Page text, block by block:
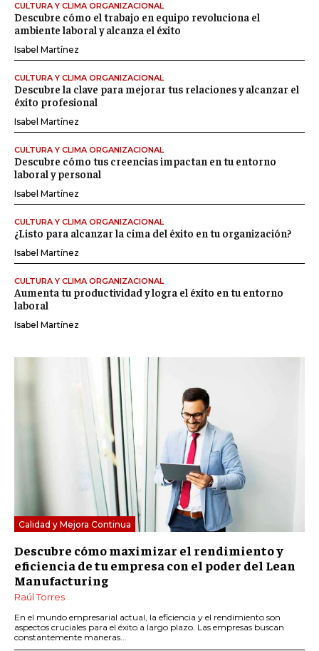
CULTURA Y CLIMA ORGANIZACIONAL
Descubre cómo el trabajo en equipo revoluciona el
ambiente laboral y alcanza el éxito
Isabel Martínez
CULTURA Y CLIMA ORGANIZACIONAL
Descubre la clave para mejorar tus relaciones y alcanzar el
éxito profesional
Isabel Martínez
CULTURA Y CLIMA ORGANIZACIONAL
Descubre cómo tus creencias impactan en tu entorno
laboral y personal
Isabel Martínez
CULTURA Y CLIMA ORGANIZACIONAL
¿Listo para alcanzar la cima del éxito en tu organización?
Isabel Martínez
CULTURA Y CLIMA ORGANIZACIONAL
Aumenta tu productividad y logra el éxito en tu entorno
laboral
Isabel Martínez
Calidad y Mejora Continua
Descubre cómo maximizar el rendimiento y
eficiencia de tu empresa con el poder del Lean
Manufacturing
Raúl Torres
En el mundo empresarial actual, la eficiencia y el rendimiento son
aspectos cruciales para el éxito a largo plazo. Las empresas buscan
constantemente maneras...